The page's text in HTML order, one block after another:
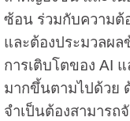
ซ้อน ร่วมกับความต้
และต้องประมวลผ
การเติบโตของ AI
มากขึ้นตามไปด้วย
จำเป็นต้องสามารถ